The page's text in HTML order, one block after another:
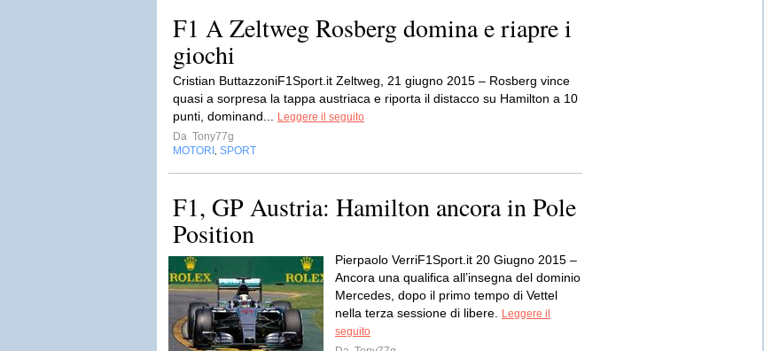
F1 A Zeltweg Rosberg domina e riapre i
giochi
Cristian ButtazzoniF1Sport.it Zeltweg, 21 giugno 2015 – Rosberg vince
quasi a sorpresa la tappa austriaca e riporta il distacco su Hamilton a 10
punti, dominand...
Leggere il seguito
Da Tony77g
MOTORI
SPORT
F1, GP Austria: Hamilton ancora in Pole
Position
Pierpaolo VerriF1Sport.it 20 Giugno 2015 –
Ancora una qualifica all’insegna del dominio
Mercedes, dopo il primo tempo di Vettel
nella terza sessione di libere.
Leggere il
seguito